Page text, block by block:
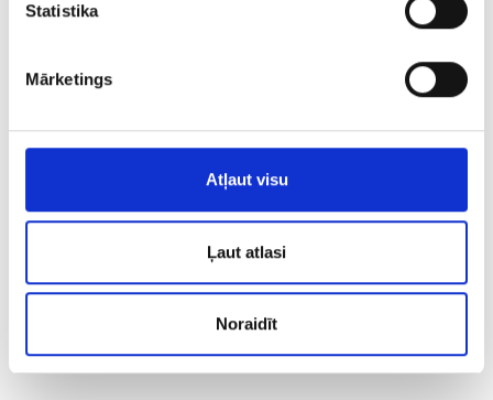
Statistika
Mārketings
Atļaut visu
Ļaut atlasi
Noraidīt